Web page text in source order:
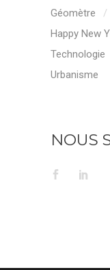
Géomètre
Happy New
Technologie
Urbanisme
NOUS